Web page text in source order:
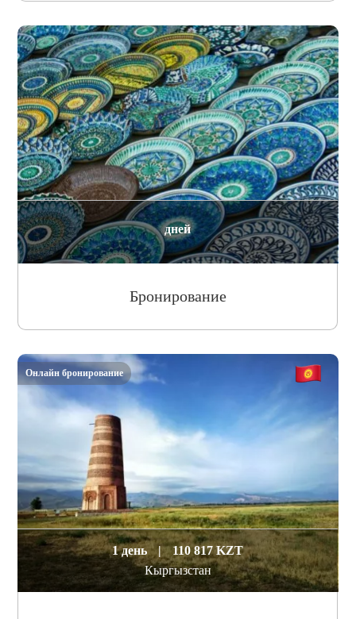
дней
Бронирование
1 день |
110 817 KZT
Кыргызстан
Онлайн бронирование